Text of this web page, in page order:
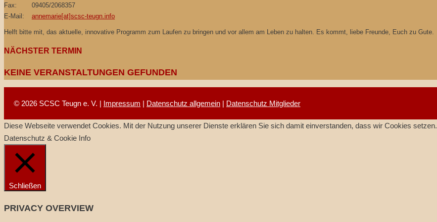
Fax:
09405/2068357
E-Mail:
annemarie[at]scsc-teugn.info
Helft bitte mit, das aktuelle, innovative Programm zum Laufen zu bringen und vor allem am Leben zu halten. Es kommt, liebe Freunde, Euch zu Gute.
NÄCHSTER TERMIN
KEINE VERANSTALTUNGEN GEFUNDEN
© 2026 SCSC Teugn e. V. | Impressum | Datenschutz allgemein | Datenschutz Mitglieder
Diese Webseite verwendet Cookies. Mit der Nutzung unserer Dienste erklären Sie sich damit einverstanden, dass wir Cookies setzen.
Datenschutz & Cookie Info
Schließen
PRIVACY OVERVIEW